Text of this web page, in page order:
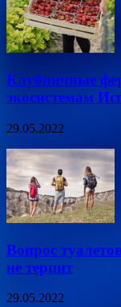
Клубничные
экосистемам
29.05.2022
Вопрос
не терпит
29.05.2022